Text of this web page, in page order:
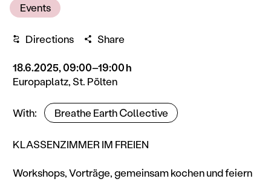
Events
Directions Share
18.6.2025, 09:00–19:00 h
Europaplatz, St. Pölten
Artists
With Breathe Earth Collective
KLASSENZIMMER IM FREIEN
Workshops, Vorträge, gemeinsam kochen und feiern